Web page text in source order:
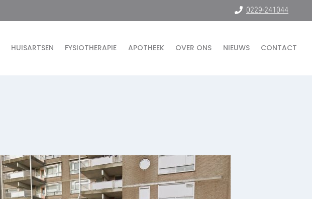
0229-241044
HUISARTSEN FYSIOTHERAPIE APOTHEEK OVER ONS NIEUWS CONTACT